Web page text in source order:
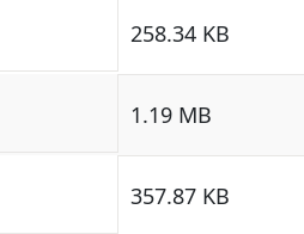
258.34 KB
1.19 MB
357.87 KB